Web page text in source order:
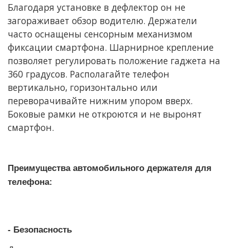
Благодаря установке в дефлектор он не
загораживает обзор водителю. Держатели
часто оснащены сенсорным механизмом
фиксации смартфона. Шарнирное крепление
позволяет регулировать положение гаджета на
360 градусов. Располагайте телефон
вертикально, горизонтально или
переворачивайте нижним упором вверх.
Боковые рамки не откроются и не выронят
смартфон.
Преимущества автомобильного держателя для
телефона:
- Безопасность